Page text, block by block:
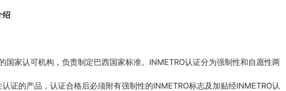
绍
国家认可机构，负责制定巴西国家标准。 INMETRO认证分为强制性和自愿性两
证的产品，认证合格后必须附有强制性的INMETRO标志及加贴经INMETRO认